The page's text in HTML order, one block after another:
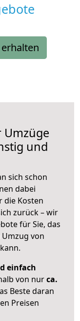
und
sich schon
dabei
die Kosten
zurück – wir
für Sie, das
von
einfach
von nurca.
Beste daran
Preisen